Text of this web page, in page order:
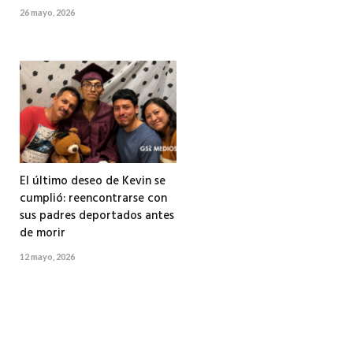
26 mayo, 2026
El último deseo de Kevin se
cumplió: reencontrarse con
sus padres deportados antes
de morir
12 mayo, 2026